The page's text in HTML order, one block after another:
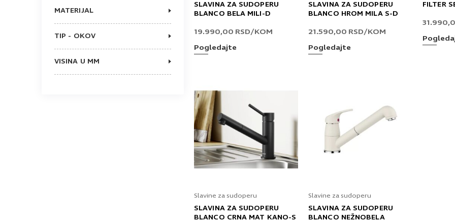
SLAVINA ZA SUDOPERU
BLANCO BELA MILI-D
19.990,00 RSD/KOM
Pogledajte
SLAVINA ZA SUDOPERU
BLANCO HROM MILA S-D
21.590,00 RSD/KOM
Pogledajte
FILTER
Slavine za sudoperu
SLAVINA ZA SUDOPERU
BLANCO CRNA MAT KANO-S
Slavine za sudoperu
SLAVINA ZA SUDOPERU
BLANCO NEŽNOBELA
ANTRACIT
MATERIJAL
TIP - OKOV
VISINA U MM